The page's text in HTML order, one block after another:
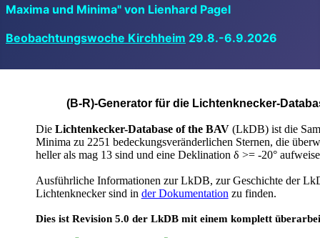
Maxima und Minima" von Lienhard Pagel
Beobachtungswoche Kirchheim 29.8.-6.9.2026